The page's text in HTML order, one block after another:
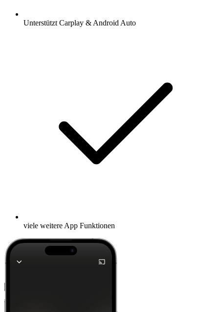
Unterstützt Carplay & Android Auto
viele weitere App Funktionen